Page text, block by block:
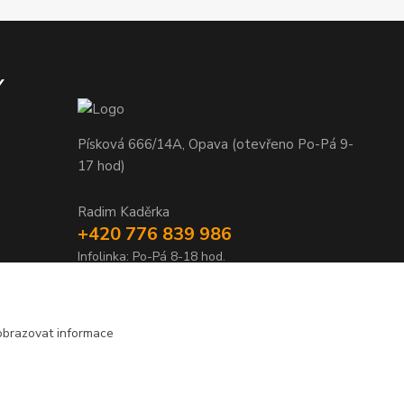
Písková 666/14A, Opava (otevřeno Po-Pá 9-
17 hod)
Radim Kaděrka
+420 776 839 986
Infolinka: Po-Pá 8-18 hod.
informace